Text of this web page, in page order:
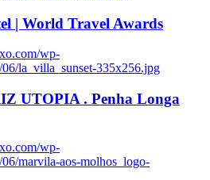
| World Travel Awards
wp-
la_villa_sunset-335x256.jpg
UTOPIA . Penha Longa
wp-
marvila-aos-molhos_logo-